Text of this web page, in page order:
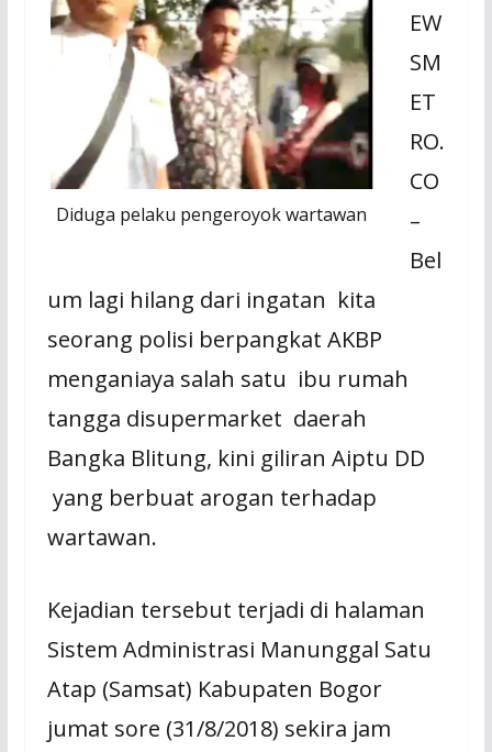
Diduga pelaku pengeroyok wartawan
EW
SM
ET
RO.
CO
–
Bel
um lagi hilang dari ingatan kita
seorang polisi berpangkat AKBP
menganiaya salah satu ibu rumah
tangga disupermarket daerah
Bangka Blitung, kini giliran Aiptu DD
yang berbuat arogan terhadap
wartawan.
Kejadian tersebut terjadi di halaman
Sistem Administrasi Manunggal Satu
Atap (Samsat) Kabupaten Bogor
jumat sore (31/8/2018) sekira jam